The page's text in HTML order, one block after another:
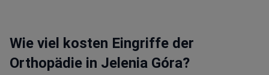
Wie viel kosten Eingriffe der
Orthopädie in Jelenia Góra?